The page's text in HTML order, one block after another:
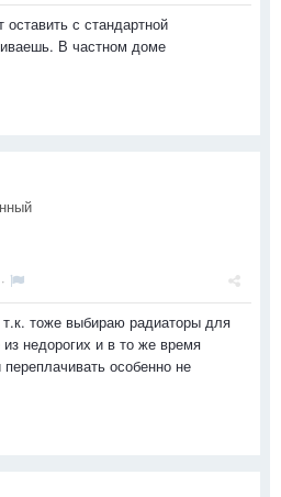
с стандартной
В частном доме
·
тоже выбираю радиаторы для
недорогих и в то же время
особенно не